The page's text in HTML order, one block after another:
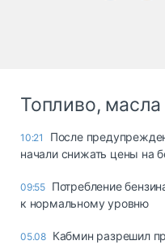
Топливо,
10:21
После
начали снижать цены на
09:55 Потребление
к нормальному уровню
05.08 Кабмин разрешил